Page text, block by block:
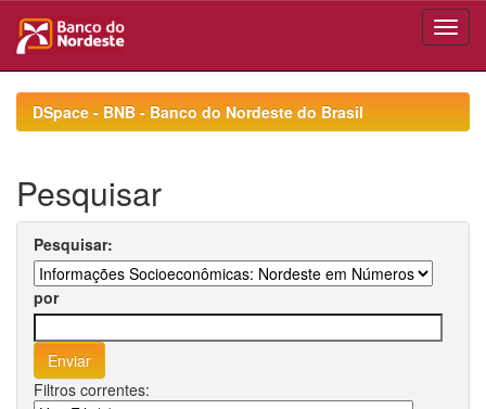
navigationDSpace - BNB - Banco do Nordeste do Brasil
Pesquisar
Pesquisar:
por
Filtros correntes: